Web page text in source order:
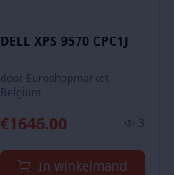
DELL XPS 9570 CPC1J
door Euroshopmarket
Belgium
€1646.00 3
In winkelmand